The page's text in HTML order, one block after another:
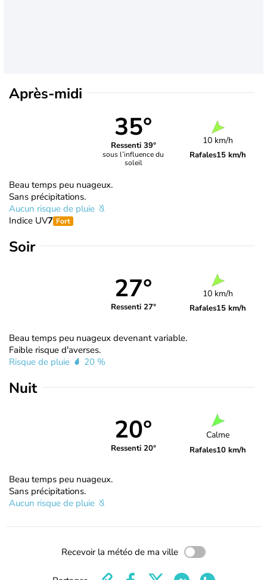
Après-midi
35°
Ressenti 39°
sous l’influence du
soleil
10 km/h
Rafales15 km/h
Beau temps peu nuageux.
Sans précipitations.
Aucun risque de pluie
Indice UV7 Fort
Soir
27°
Ressenti 27°
10 km/h
Rafales15 km/h
Beau temps peu nuageux devenant variable.
Faible risque d'averses.
Risque de pluie
20 %
Nuit
20°
Ressenti 20°
Calme
Rafales10 km/h
Beau temps peu nuageux.
Sans précipitations.
Aucun risque de pluie
Recevoir la météo de ma ville